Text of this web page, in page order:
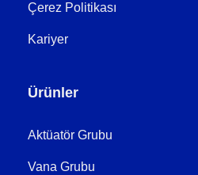
Çerez Politikası
Kariyer
Ürünler
Aktüatör Grubu
Vana Grubu